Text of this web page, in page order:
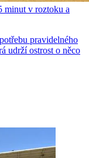
minut v roztoku a
pravidelného
udrží ostrost o něco